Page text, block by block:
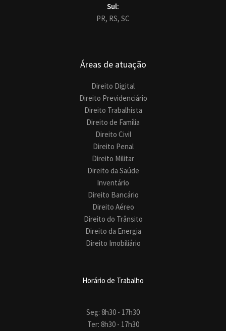
Sul:
PR, RS, SC
Áreas de atuação
Direito Digital
Direito Previdenciário
Direito Trabalhista
Direito de Família
Direito Civil
Direito Penal
Direito Militar
Direito da Saúde
Inventário
Direito Bancário
Direito Aéreo
Direito do Trânsito
Direito da Energia
Direito Imobiliário
Horário de Trabalho
Seg: 8h30 - 17h30
Ter: 8h30 - 17h30